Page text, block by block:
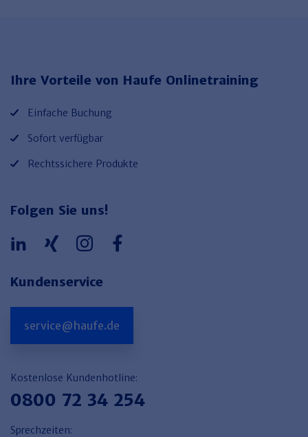
Ihre Vorteile von Haufe Onlinetraining
Einfache Buchung
Sofort verfügbar
Rechtssichere Produkte
Folgen Sie uns!
Kundenservice
service@haufe.de
Kostenlose Kundenhotline:
0800 72 34 254
Sprechzeiten: